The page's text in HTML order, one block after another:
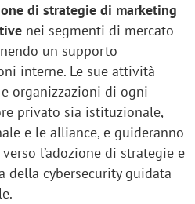
di strategie di marketing
nei segmenti di mercato
un supporto
interne. Le sue attività
organizzazioni di ogni
privato sia istituzionale,
e le alliance, e guideranno
verso l’adozione di strategie e
della cybersecurity guidata